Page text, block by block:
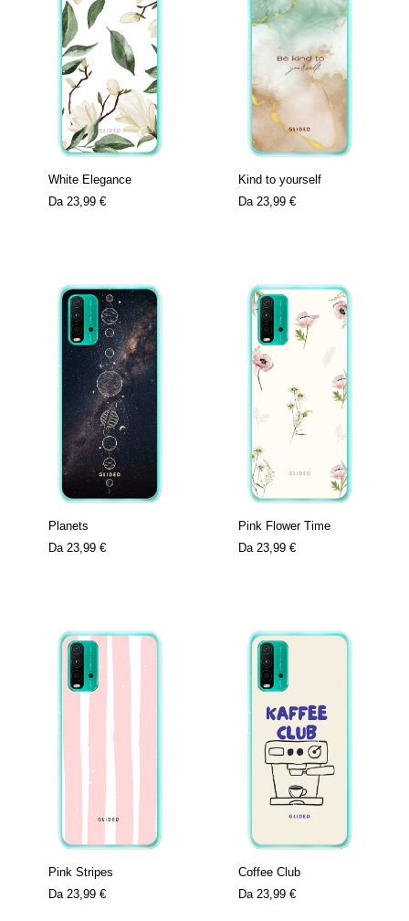
White Elegance
Da 23,99 €
Kind to yourself
Da 23,99 €
Planets
Da 23,99 €
Pink Flower Time
Da 23,99 €
Pink Stripes
Da 23,99 €
Coffee Club
Da 23,99 €